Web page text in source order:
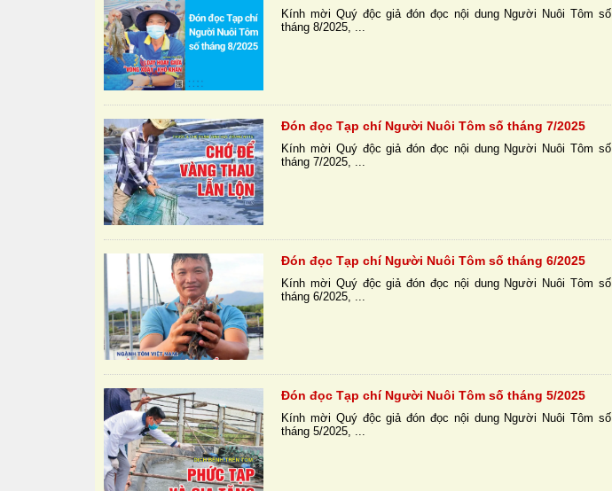
Kính mời Quý độc giả đón đọc nội dung Người Nuôi Tôm số
tháng 8/2025, ...
Đón đọc Tạp chí Người Nuôi Tôm số tháng 7/2025
Kính mời Quý độc giả đón đọc nội dung Người Nuôi Tôm số
tháng 7/2025, ...
Đón đọc Tạp chí Người Nuôi Tôm số tháng 6/2025
Kính mời Quý độc giả đón đọc nội dung Người Nuôi Tôm số
tháng 6/2025, ...
Đón đọc Tạp chí Người Nuôi Tôm số tháng 5/2025
Kính mời Quý độc giả đón đọc nội dung Người Nuôi Tôm số
tháng 5/2025, ...